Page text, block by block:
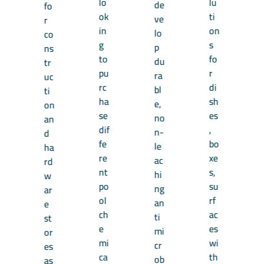
fo
r
co
ns
tr
uc
ti
on
an
d
ha
rd
w
ar
e
st
or
es
as
ok
in
g
to
pu
rc
ha
se
dif
fe
re
nt
po
ol
ch
e
mi
ca
de
ve
lo
p
du
ra
bl
e,
no
n-
le
ac
hi
ng
an
ti
mi
cr
ob
ti
on
s
fo
r
di
sh
es
,
bo
xe
s,
su
rf
ac
es
wi
th